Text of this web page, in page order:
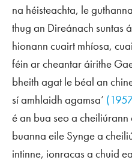
na héisteachta, le
thug an Direánach suntas
hionann cuairt mhíosa,
féin ar cheantar áirithe
bheith agat le béal an
sí amhlaidh agamsa’
é an bua seo a
buanna eile Synge a
intinne, ionracas a chuid